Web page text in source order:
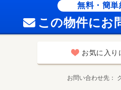
無料・簡単
この物件にお
お気に入り
お問い合わせ先